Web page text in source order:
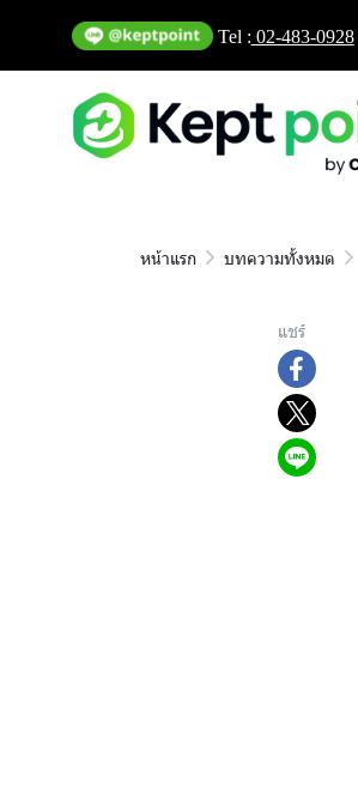
Tel : 02-483-0928
หน้าแรก บทความทั้งหมด
แชร์